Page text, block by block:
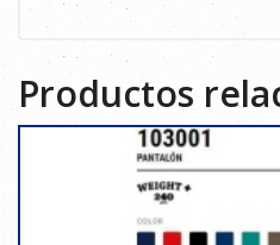
Productos